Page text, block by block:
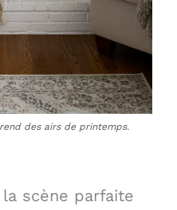
des airs de printemps.
scène parfaite